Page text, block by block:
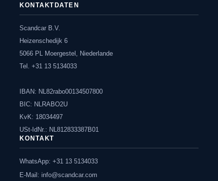
KONTAKTDATEN
Scandcar B.V.
Heizenschedijk 6
5066 PL Moergestel, Niederlande
Tel. +31 13 5134033
IBAN: NL82rabo00134507800
BIC: NLRABO2U
KvK: 18034497
USt-IdNr.: NL812833387B01
KONTAKT
WhatsApp: +31 13 5134033
E-Mail: info@scandcar.com